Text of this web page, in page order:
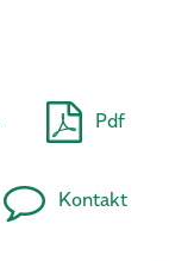
Pdf
Kontakt